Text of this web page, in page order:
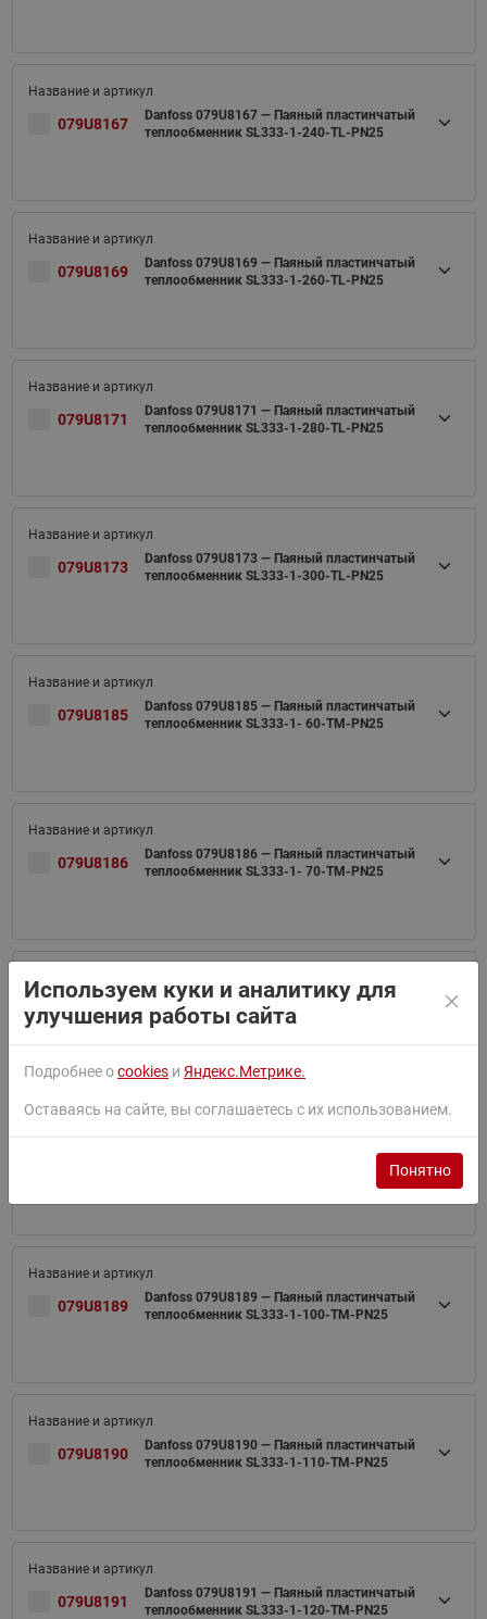
079U8167
Danfoss 079U8167 — Паяный пластинчатый
теплообменник SL333-1-240-TL-PN25
079U8169
Danfoss 079U8169 — Паяный пластинчатый
теплообменник SL333-1-260-TL-PN25
079U8171
Danfoss 079U8171 — Паяный пластинчатый
теплообменник SL333-1-280-TL-PN25
079U8173
Danfoss 079U8173 — Паяный пластинчатый
теплообменник SL333-1-300-TL-PN25
079U8185
Danfoss 079U8185 — Паяный пластинчатый
теплообменник SL333-1- 60-TM-PN25
079U8186
Danfoss 079U8186 — Паяный пластинчатый
теплообменник SL333-1- 70-TM-PN25
079U8187
Danfoss 079U8187 — Паяный пластинчатый
теплообменник SL333-1- 80-TM-PN25
Danfoss 079U8188 — Паяный пластинчатый
079U8189
Danfoss 079U8189 — Паяный пластинчатый
теплообменник SL333-1-100-TM-PN25
079U8190
Danfoss 079U8190 — Паяный пластинчатый
теплообменник SL333-1-110-TM-PN25
079U8191
Danfoss 079U8191 — Паяный пластинчатый
теплообменник SL333-1-120-TM-PN25
Используем куки и аналитику для
улучшения работы сайта
Подробнее оcookies и Яндекс.Метрике.
Оставаясь на сайте, вы соглашаетесь с их использованием.
Понятно